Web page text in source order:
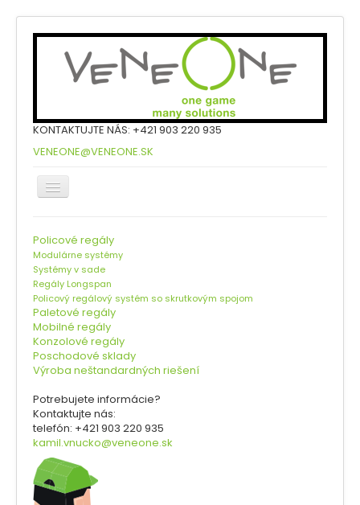
KONTAKTUJTE NÁS: +421 903 220 935
VENEONE@VENEONE.SK
Produkty
Referencie
Na stiahnutie
Videonávody
Kontakt
Policové regály
Modulárne systémy
Systémy v sade
Regály Longspan
Policový regálový systém so skrutkovým spojom
Paletové regály
Mobilné regály
Konzolové regály
Poschodové sklady
Výroba neštandardných riešení
Potrebujete informácie?
Kontaktujte nás:
telefón: +421 903 220 935
kamil.vnucko@veneone.sk